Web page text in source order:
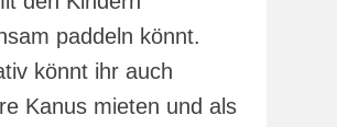
paddeln könnt.
könnt ihr auch
Kanus mieten und als